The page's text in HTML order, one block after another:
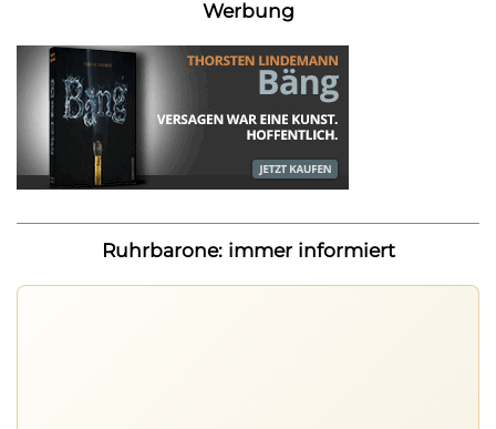
Werbung
Ruhrbarone: immer informiert